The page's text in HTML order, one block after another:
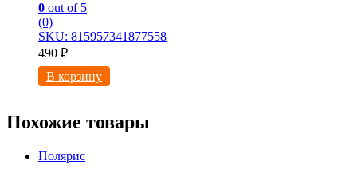
0 out of 5
(0)
SKU: 815957341877558
490 ₽
В корзину
Похожие товары
Полярис